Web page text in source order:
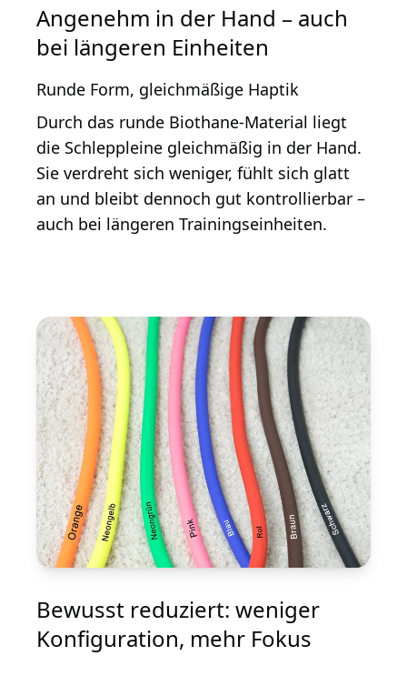
Angenehm in der Hand – auch
bei längeren Einheiten
Runde Form, gleichmäßige Haptik
Durch das runde Biothane-Material liegt
die Schleppleine gleichmäßig in der Hand.
Sie verdreht sich weniger, fühlt sich glatt
an und bleibt dennoch gut kontrollierbar –
auch bei längeren Trainingseinheiten.
Bewusst reduziert: weniger
Konfiguration, mehr Fokus